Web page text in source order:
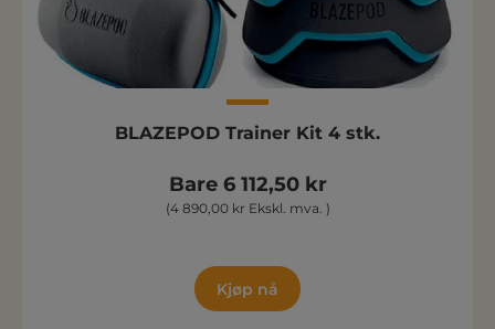
BLAZEPOD Trainer Kit 4 stk.
Bare 6 112,50 kr
(4 890,00 kr Ekskl. mva. )
Kjøp nå